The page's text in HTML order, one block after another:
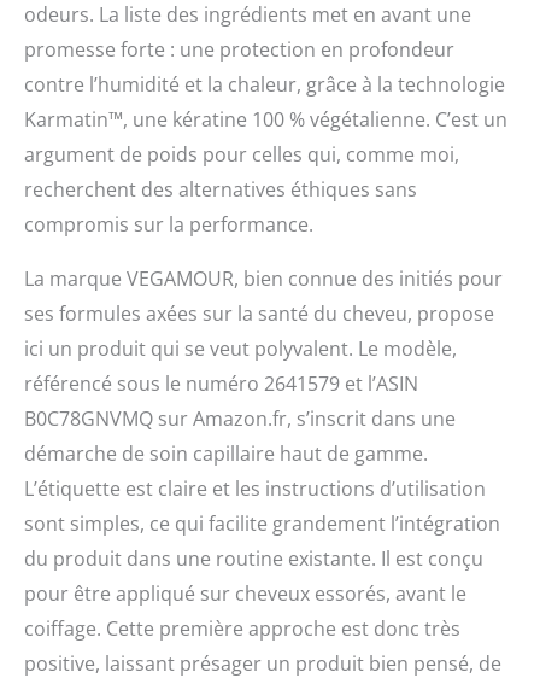
odeurs. La liste des ingrédients met en avant une
promesse forte : une protection en profondeur
contre l’humidité et la chaleur, grâce à la technologie
Karmatin™, une kératine 100 % végétalienne. C’est un
argument de poids pour celles qui, comme moi,
recherchent des alternatives éthiques sans
compromis sur la performance.
La marque VEGAMOUR, bien connue des initiés pour
ses formules axées sur la santé du cheveu, propose
ici un produit qui se veut polyvalent. Le modèle,
référencé sous le numéro 2641579 et l’ASIN
B0C78GNVMQ sur Amazon.fr, s’inscrit dans une
démarche de soin capillaire haut de gamme.
L’étiquette est claire et les instructions d’utilisation
sont simples, ce qui facilite grandement l’intégration
du produit dans une routine existante. Il est conçu
pour être appliqué sur cheveux essorés, avant le
coiffage. Cette première approche est donc très
positive, laissant présager un produit bien pensé, de